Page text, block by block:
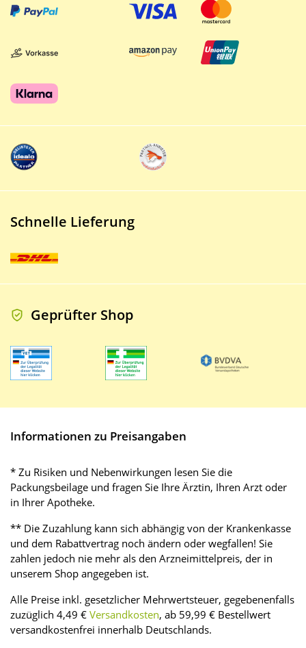
Schnelle Lieferung
Geprüfter Shop
Informationen zu Preisangaben
* Zu Risiken und Nebenwirkungen lesen Sie die
Packungsbeilage und fragen Sie Ihre Ärztin, Ihren Arzt oder
in Ihrer Apotheke.
** Die Zuzahlung kann sich abhängig von der Krankenkasse
und dem Rabattvertrag noch ändern oder wegfallen! Sie
zahlen jedoch nie mehr als den Arzneimittelpreis, der in
unserem Shop angegeben ist.
Alle Preise inkl. gesetzlicher Mehrwertsteuer, gegebenenfalls
zuzüglich 4,49 € Versandkosten, ab 59,99 € Bestellwert
versandkostenfrei innerhalb Deutschlands.